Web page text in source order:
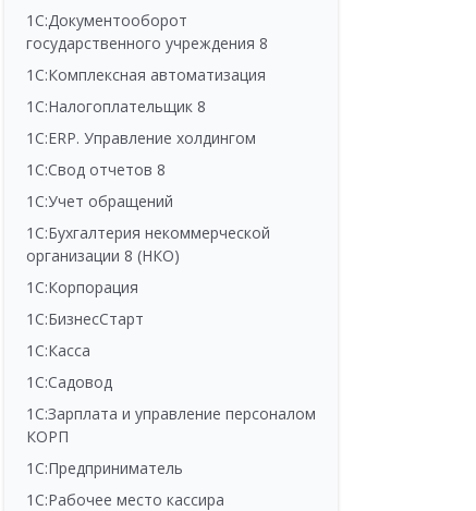
1С:Документооборот
государственного учреждения 8
1С:Комплексная автоматизация
1С:Налогоплательщик 8
1С:ERP. Управление холдингом
1С:Свод отчетов 8
1С:Учет обращений
1С:Бухгалтерия некоммерческой
организации 8 (НКО)
1С:Корпорация
1С:БизнесСтарт
1С:Касса
1С:Садовод
1С:Зарплата и управление персоналом
КОРП
1С:Предприниматель
1С:Рабочее место кассира